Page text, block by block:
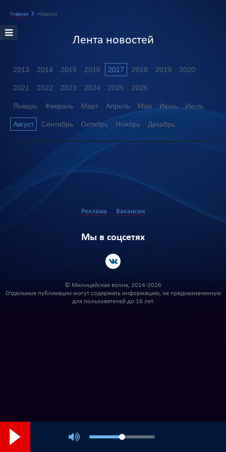
Главная Новости
Лента новостей
2013 2014 2015 2016 2017 2018 2019 2020
2021 2022 2023 2024 2025 2026
Январь Февраль Март Апрель Май Июнь Июль
Август Сентябрь Октябрь Ноябрь Декабрь
Реклама Вакансии
Мы в соцсетях
© Милицейская волна, 2014-2026
Отдельные публикации могут содержать информацию, не предназначенную
для пользователей до 16 лет.